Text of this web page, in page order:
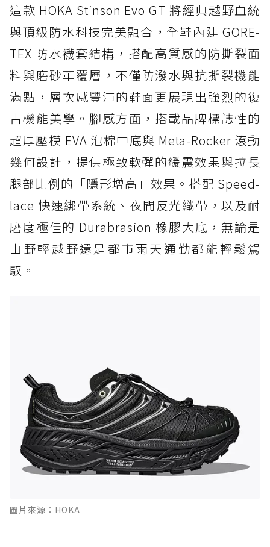
這款 HOKA Stinson Evo GT 將經典越野血統
與頂級防水科技完美融合，全鞋內建 GORE-
TEX 防水襪套結構，搭配高質感的防撕裂面
料與磨砂革覆層，不僅防潑水與抗撕裂機能
滿點，層次感豐沛的鞋面更展現出強烈的復
古機能美學。腳感方面，搭載品牌標誌性的
超厚壓模 EVA 泡棉中底與 Meta-Rocker 滾動
幾何設計，提供極致軟彈的緩震效果與拉長
腿部比例的「隱形增高」效果。搭配 Speed-
lace 快速綁帶系統、夜間反光織帶，以及耐
磨度極佳的 Durabrasion 橡膠大底，無論是
山野輕越野還是都市雨天通勤都能輕鬆駕
馭。
圖片來源：HOKA